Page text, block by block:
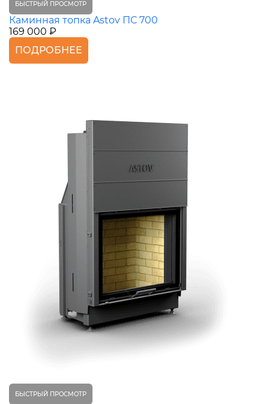
БЫСТРЫЙ ПРОСМОТР
Каминная топка Astov ПС 700
169 000 ₽
ПОДРОБНЕЕ
БЫСТРЫЙ ПРОСМОТР